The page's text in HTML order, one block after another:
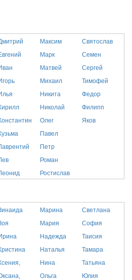
Максим
Марк
Матвей
Михаил
Никита
Николай
Олег
Павел
Петр
Роман
Ростислав
Святослав
Семен
Сергей
Тимофей
Федор
Филипп
Яков
Марина
Мария
Надежда
Наталья
Нина
Ольга
Светлана
София
Таисия
Тамара
Татьяна
Юлия